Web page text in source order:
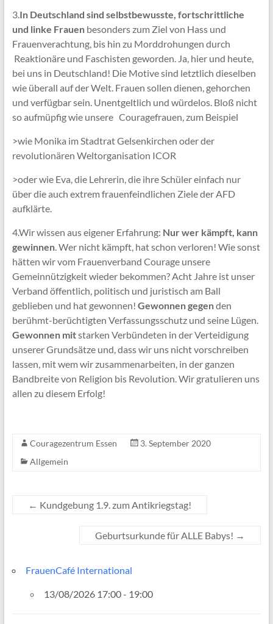
3.In Deutschland sind selbstbewusste, fortschrittliche
und linke Frauenbesonders zum Ziel von Hass und
Frauenverachtung, bis hin zu Morddrohungen durch
Reaktionäre und Faschisten geworden. Ja, hier und heute,
bei uns in Deutschland! Die Motive sind letztlich dieselben
wie überall auf der Welt. Frauen sollen dienen, gehorchen
und verfügbar sein. Unentgeltlich und würdelos. Bloß nicht
so aufmüpfig wie unsere Couragefrauen, zum Beispiel
>wie Monika im Stadtrat Gelsenkirchen oder der
revolutionären Weltorganisation ICOR
>oder wie Eva, die Lehrerin, die ihre Schüler einfach nur
über die auch extrem frauenfeindlichen Ziele der AFD
aufklärte.
4.Wir wissen aus eigener Erfahrung: Nur wer kämpft, kann
gewinnen. Wer nicht kämpft, hat schon verloren! Wie sonst
hätten wir vom Frauenverband Courage unsere
Gemeinnützigkeit wieder bekommen? Acht Jahre ist unser
Verband öffentlich, politisch und juristisch am Ball
geblieben und hat gewonnen! Gewonnen gegenden
berühmt-berüchtigten Verfassungsschutz und seine Lügen.
Gewonnen mitstarken Verbündeten in der Verteidigung
unserer Grundsätze und, dass wir uns nicht vorschreiben
lassen, mit wem wir zusammenarbeiten, in der ganzen
Bandbreite von Religion bis Revolution. Wir gratulieren uns
allen zu diesem Erfolg!
Couragezentrum Essen
3. September 2020
Allgemein
← Kundgebung 1.9. zum Antikriegstag!
Geburtsurkunde für ALLE Babys! →
FrauenCafé International
13/08/2026 17:00 - 19:00